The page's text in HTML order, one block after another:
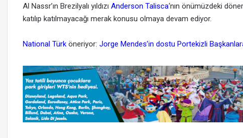
Al Nassr’ın Brezilyalı yıldızı Anderson Talisca‘nın önümüzdeki
katılıp katılmayacağı merak konusu olmaya devam ediyor.
National Türk öneriyor: Jorge Mendes’in dostu Portekizli